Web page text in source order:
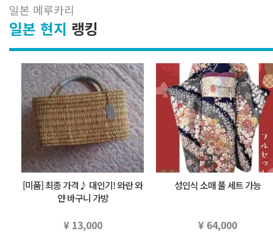
일본 메루카리
일본 현지 랭킹
[미품] 최종 가격♪ 대인기! 와란 와
얀 바구니 가방
¥ 13,000
성인식 소매 풀 세트 가능
¥ 64,000